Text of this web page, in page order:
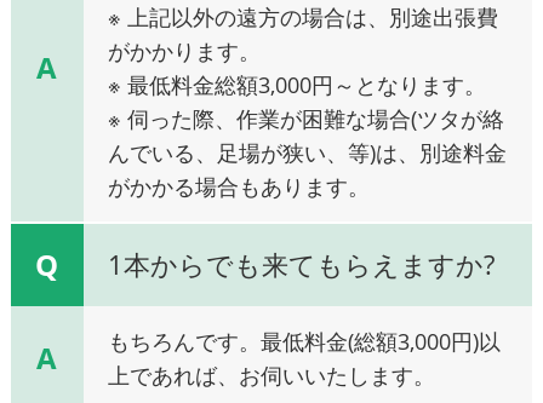
A
※ 上記以外の遠方の場合は、別途出張費
がかかります。
※ 最低料金総額3,000円～となります。
※ 伺った際、作業が困難な場合(ツタが絡
んでいる、足場が狭い、等)は、別途料金
がかかる場合もあります。
Q 1本からでも来てもらえますか?
A
もちろんです。最低料金(総額3,000円)以
上であれば、お伺いいたします。